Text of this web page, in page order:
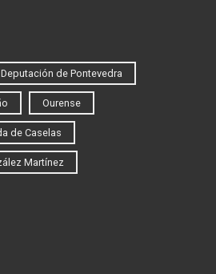
Deputación de Pontevedra
Ourense
de Caselas
Martínez